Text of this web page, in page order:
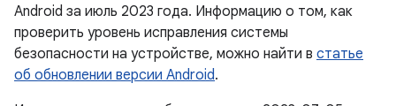
Android за июль 2023 года. Информацию о том, как
проверить уровень исправления системы
безопасности на устройстве, можно найти в статье
об обновлении версии Android.